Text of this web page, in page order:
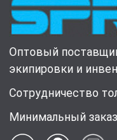
Оптовый
экипировки и
Сотрудничество
Минимальный